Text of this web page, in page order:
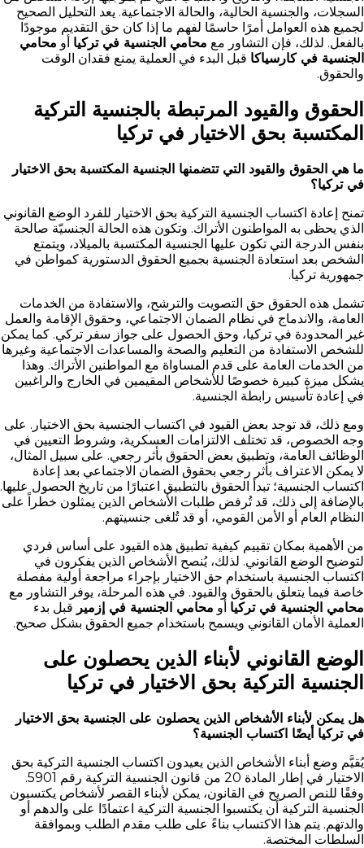
السجلات، والجنسية الحالية، والحالة الاجتماعية. يعد التحليل الصحيح
لجميع هذه العوامل أمرًا حاسمًا لفهم ما إذا كان حق التقديم موجودًا
بالفعل. لذلك، فإن التشاور مع محامي الجنسية في تركيا أو محامي
الجنسية في كارسياكا قبل البدء في العملية يمنع فقدان الوقت
والحقوق.
الحقوق والقيود المرتبطة بالجنسية التركية
المكتسبة بحق الاختيار في تركيا
ما هي الحقوق والقيود التي تتضمنها الجنسية المكتسبة بحق الاختيار
في تركيا؟
تمنح إعادة اكتساب الجنسية التركية بحق الاختيار للفرد الوضع القانوني
الذي يحظى به المواطنون الأتراك. وتكون هذه الحالة الجنسيّة صالحة
بنفس الدرجة التي تكون عليها الجنسية المكتسبة بالميلاد، ويتمتع
الشخص بعد استعادة الجنسية بجميع الحقوق الدستورية كمواطن في
جمهورية تركيا.
تشمل هذه الحقوق حق التصويت والترشح، والاستفادة من الخدمات
العامة، والاندماج في نظام الضمان الاجتماعي، وحقوق الإقامة والعمل
غير المحدودة في تركيا، وحق الحصول على جواز سفر تركي. كما يمكن
للشخص الاستفادة من التعليم والصحة والمساعدات الاجتماعية وغيرها
من الخدمات العامة على قدم المساواة مع المواطنين الأتراك. وهذا
يشكل ميزة كبيرة خصوصًا للأشخاص المقيمين في الخارج والراغبين
في إعادة تأسيس رابطة الجنسية.
ومع ذلك، قد توجد بعض القيود في اكتساب الجنسية بحق الاختيار. على
وجه الخصوص، قد تختلف الالتزامات العسكرية، وشروط التعيين في
الوظائف العامة، وتطبيق بعض الحقوق بأثر رجعي. على سبيل المثال،
لا يمكن الاعتراف بأثر رجعي بحقوق الضمان الاجتماعي بعد إعادة
اكتساب الجنسية؛ تبدأ الحقوق بالتطبيق اعتبارًا من تاريخ الحصول عليها.
بالإضافة إلى ذلك، قد تُرفض طلبات الأشخاص الذين يمثلون خطراً على
النظام العام أو الأمن القومي، أو قد تُلغى جنسيتهم.
من الأهمية بمكان تقييم كيفية تطبيق هذه القيود على أساس فردي
لتوضيح الوضع القانوني. لذلك، يُنصح الأشخاص الذين يفكرون في
اكتساب الجنسية باستخدام حق الاختيار بإجراء مراجعة أولية مفصلة
خاصة فيما يتعلق بالحقوق والقيود. في هذه المرحلة، يوفر التشاور مع
محامي الجنسية في تركيا أو محامي الجنسية في إزمير قبل بدء
العملية الأمان القانوني ويسمح باستخدام جميع الحقوق بشكل صحيح.
الوضع القانوني لأبناء الذين يحصلون على
الجنسية التركية بحق الاختيار في تركيا
هل يمكن لأبناء الأشخاص الذين يحصلون على الجنسية بحق الاختيار
في تركيا أيضًا اكتساب الجنسية؟
يُقيَّم وضع أبناء الأشخاص الذين يعيدون اكتساب الجنسية التركية بحق
الاختيار في إطار المادة 20 من قانون الجنسية التركية رقم 5901.
وفقًا للنص الصريح في القانون، يمكن لأبناء القصر لأشخاص يكتسبون
الجنسية التركية أن يكتسبوا الجنسية التركية اعتمادًا على والدهم أو
والدتهم. يتم هذا الاكتساب بناءً على طلب مقدم الطلب وبموافقة
السلطات المختصة.